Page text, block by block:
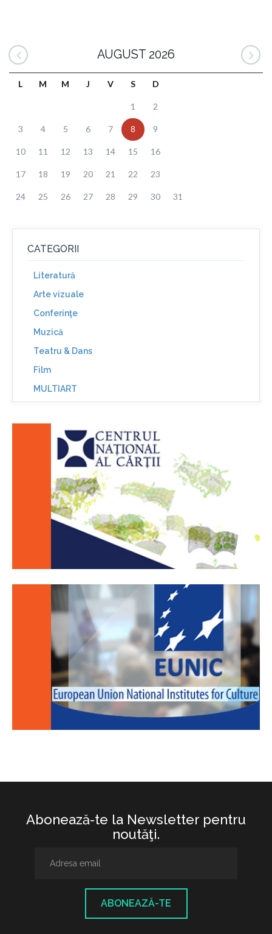
AUGUST 2026
L M M J V S D
1 2
3 4 5 6 7 8 9
10 11 12 13 14 15 16
17 18 19 20 21 22 23
24 25 26 27 28 29 30 31
CATEGORII
Literatură
Arte vizuale
Conferinţe
Muzică
Teatru & Dans
Film
MULTIART
Abonează-te la Newsletter pentru
noutăţi.
ABONEAZĂ-TE